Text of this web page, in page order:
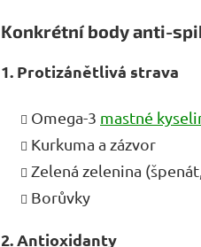
Konkrétní body anti-
1. Protizánětlivá strava
Omega-3 mastné
Kurkuma a zázvor
Zelená zelenina
Borůvky
2. Antioxidanty